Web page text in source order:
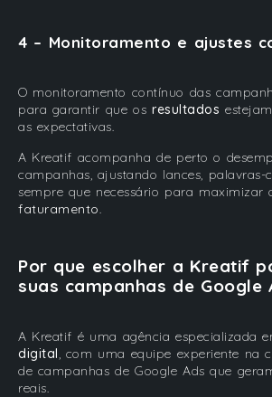
4 – Monitoramento e ajustes
O monitoramento contínuo das
para garantir que osresultados
as expectativas.
A Kreatif acompanha de perto o
campanhas, ajustando lances, palavras-
sempre que necessário para maximizar
faturamento.
Por que escolher a Kreatif
suas campanhas de Google
A Kreatif é uma agência especializada
digital, com uma equipe experiente na
de campanhas de Google Ads que
reais.